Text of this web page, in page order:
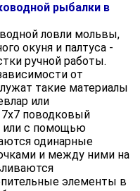
рыбалки в
ловли мольвы,
окуня и палтуса -
ручной работы.
от
такие материалы
или
поводковый
или с помощью
одинарные
и между ними на
элементы в